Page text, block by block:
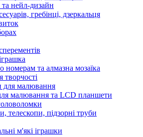
нейл-дизайн
гребінці, дзеркальця
номерам та алмазна мозаїка
творчості
для малювання
малювання та LCD планшети
телескопи, підзорні труби
м'які іграшки